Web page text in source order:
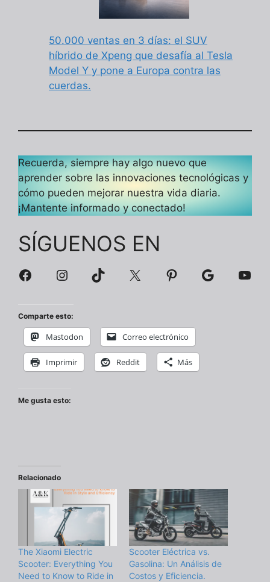
50.000 ventas en 3 días: el SUV
híbrido de Xpeng que desafía al Tesla
Model Y y pone a Europa contra las
cuerdas.
Recuerda, siempre hay algo nuevo que
aprender sobre las innovaciones tecnológicas y
cómo pueden mejorar nuestra vida diaria.
¡Mantente informado y conectado!
SÍGUENOS EN
FacebookInstagram
TikTok
X PinterestGoogle
Comparte esto:
Mastodon Correo electrónico
Imprimir Reddit Más
Me gusta esto:
Relacionado
The Xiaomi Electric
Scooter: Everything You
Need to Know to Ride in
Scooter Eléctrica vs.
Gasolina: Un Análisis de
Costos y Eficiencia.